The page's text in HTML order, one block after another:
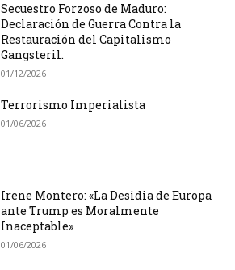
Secuestro Forzoso de Maduro:
Declaración de Guerra Contra la
Restauración del Capitalismo
Gangsteril.
01/12/2026
Terrorismo Imperialista
01/06/2026
Irene Montero: «La Desidia de Europa
ante Trump es Moralmente
Inaceptable»
01/06/2026